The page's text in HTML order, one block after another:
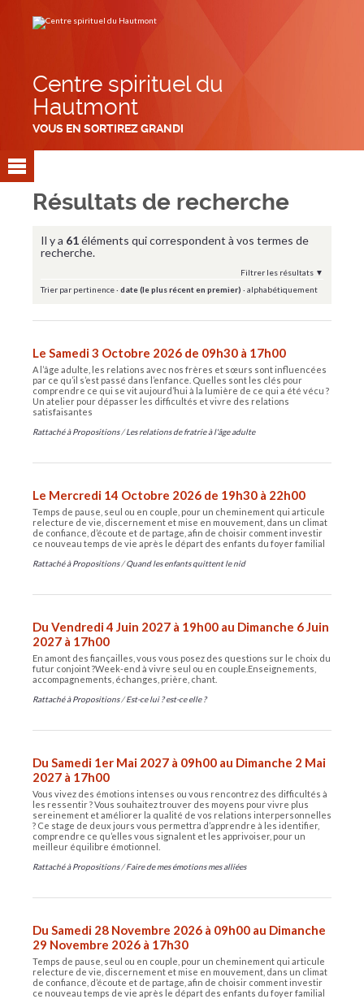
contenu.
Centre spirituel du
Hautmont
VOUS EN SORTIREZ GRANDI
Résultats de recherche
Il y a 61éléments qui correspondent à vos termes de
recherche.
Filtrer les résultats
Trier par pertinence· date (le plus récent en premier) · alphabétiquement
Le Samedi 3 Octobre 2026 de 09h30 à 17h00
A l’âge adulte, les relations avec nos frères et sœurs sont influencées
par ce qu’il s’est passé dans l’enfance. Quelles sont les clés pour
comprendre ce qui se vit aujourd’hui à la lumière de ce qui a été vécu ?
Un atelier pour dépasser les difficultés et vivre des relations
satisfaisantes
Rattaché à Propositions /Les relations de fratrie à l'âge adulte
Le Mercredi 14 Octobre 2026 de 19h30 à 22h00
Temps de pause, seul ou en couple, pour un cheminement qui articule
relecture de vie, discernement et mise en mouvement, dans un climat
de confiance, d’écoute et de partage, afin de choisir comment investir
ce nouveau temps de vie après le départ des enfants du foyer familial
Rattaché à Propositions /Quand les enfants quittent le nid
Du Vendredi 4 Juin 2027 à 19h00 au Dimanche 6 Juin
2027 à 17h00
En amont des fiançailles, vous vous posez des questions sur le choix du
futur conjoint ?​ Week-end à vivre seul ou en couple.​ Enseignements,
accompagnements, échanges, prière, chant.
Rattaché à Propositions /Est-ce lui ? est-ce elle ?
Du Samedi 1er Mai 2027 à 09h00 au Dimanche 2 Mai
2027 à 17h00
Vous vivez des émotions intenses ou vous rencontrez des difficultés à
les ressentir ? Vous souhaitez trouver des moyens pour vivre plus
sereinement et améliorer la qualité de vos relations interpersonnelles
? Ce stage de deux jours vous permettra d’apprendre à les identifier,
comprendre ce qu’elles vous signalent et les apprivoiser, pour un
meilleur équilibre émotionnel.
Rattaché à Propositions /Faire de mes émotions mes alliées
Du Samedi 28 Novembre 2026 à 09h00 au Dimanche
29 Novembre 2026 à 17h30
Temps de pause, seul ou en couple, pour un cheminement qui articule
relecture de vie, discernement et mise en mouvement, dans un climat
de confiance, d’écoute et de partage, afin de choisir comment investir
ce nouveau temps de vie après le départ des enfants du foyer familial